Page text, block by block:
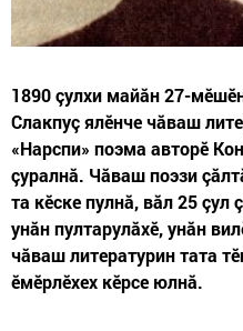
1890 çулхи майăн 27-
Слакпуç ялӗнче чăваш
«Нарспи» поэма авторӗ
çуралнă. Чăваш поэзи
та кĕске пулнă, вăл 25 çул
унăн пултарулăхӗ, унăн
чăваш литературин тата
ĕмĕрлĕхех кĕрсе юлнă.